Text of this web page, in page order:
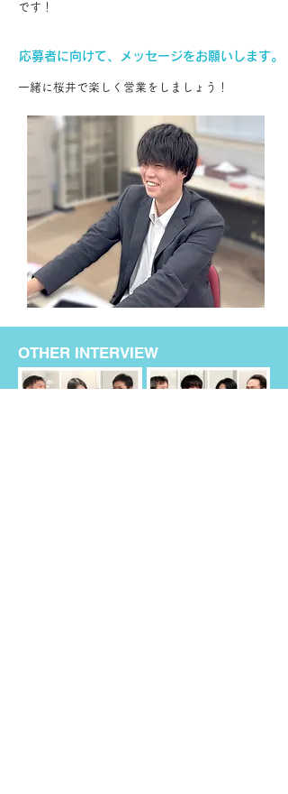
です！
応募者に向けて、メッセージをお願いします。
一緒に桜井で楽しく営業をしましょう！
OTHER INTERVIEW